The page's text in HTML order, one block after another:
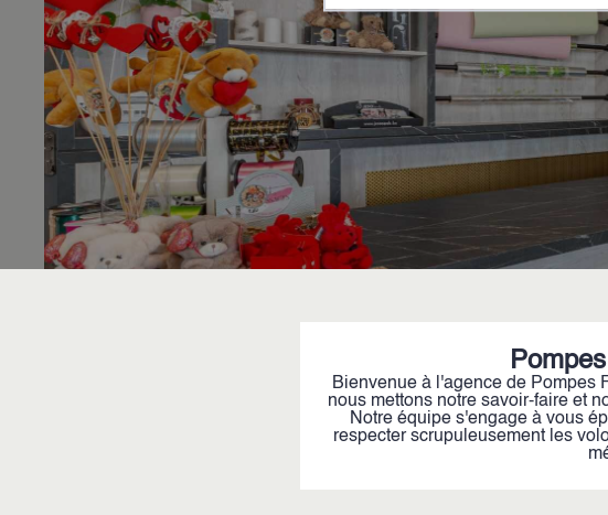
Bienvenue à l'agence de Pompes
nous mettons notre savoir-faire et
Notre équipe s'engage à vous
respecter scrupuleusement les